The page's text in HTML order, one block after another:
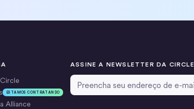
ESTAMOS CONTRATANDO
Alliance
ASSINE A NEWSLETTER DA CIRCLE
Email Address